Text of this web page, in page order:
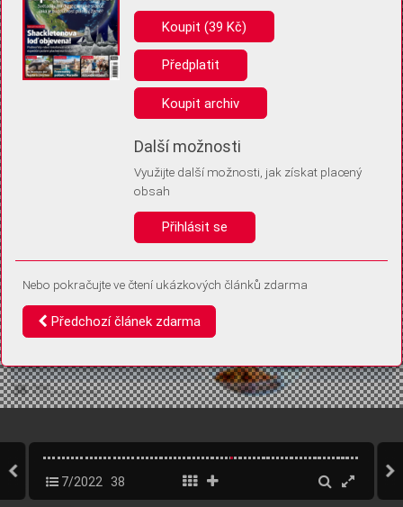
Pro základní fungování webu nepotřebujeme ukládat žádné informace
(tzv. cookies apod.). Rádi bychom vás ale požádali o souhlas s
uložením volitelných informací:
Anonymní unikátní ID
Díky němu příště poznáme, že se jedná o stejné zařízení, a
Identifikátor je zcela anonymní.
Vaše souhlasy a odmítnutí si ukládáme do vašeho zařízení, abychom se
vás už příště znovu neptali. Můžete je kdykoli později upravit ve Správě
7/2022 38
Koupit (39 Kč)
Předplatit
Koupit archiv
Další možnosti
Využijte další možnosti, jak získat placený
obsah
Přihlásit se
Nebo pokračujte ve čtení ukázkových článků zdarma
Předchozí článek zdarma